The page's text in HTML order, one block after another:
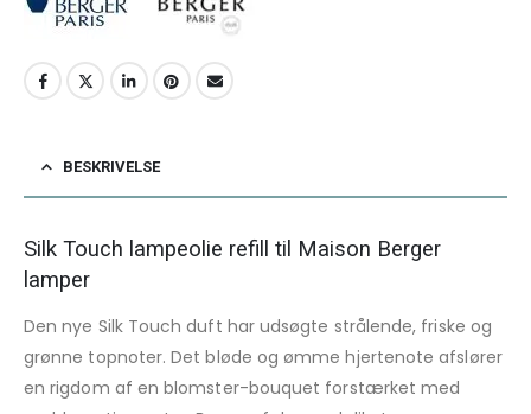
BESKRIVELSE
Silk Touch lampeolie refill til Maison Berger
lamper
Den nye Silk Touch duft har udsøgte strålende, friske og
grønne topnoter.Det bløde og ømme hjertenote afslører
en rigdom af en blomster-bouquet forstærket med